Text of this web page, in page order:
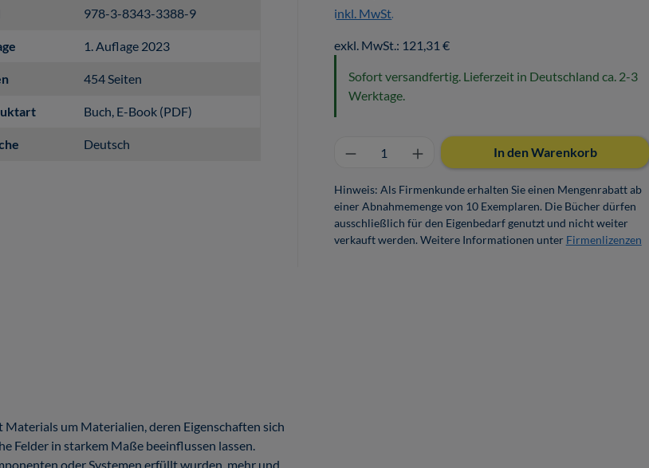
978-3-8343-3388-9
1. Auflage 2023
454 Seiten
Buch, E-Book (PDF)
Deutsch
inkl. MwSt.
exkl. MwSt.: 121,31 €
Sofort versandfertig. Lieferzeit in Deutschland ca. 2-3
Werktage.
Produkt Anzahl: Gib denIn den Warenkorb
Hinweis: Als Firmenkunde erhalten Sie einen Mengenrabatt ab
einer Abnahmemenge von 10 Exemplaren. Die Bücher dürfen
ausschließlich für den Eigenbedarf genutzt und nicht weiter
verkauft werden. Weitere Informationen unter Firmenlizenzen
um Materialien, deren Eigenschaften sich
Felder in starkem Maße beeinflussen lassen.
oder Systemen erfüllt wurden, mehr und